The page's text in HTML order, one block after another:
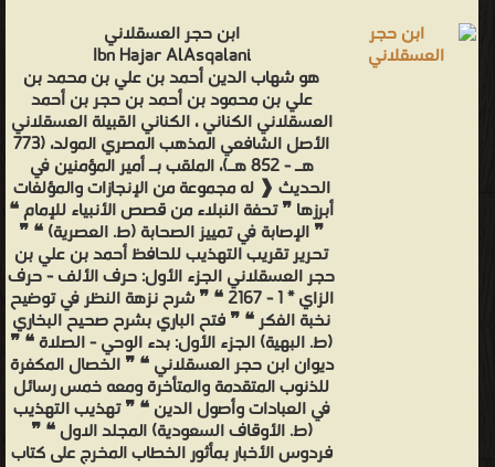
ابن حجر العسقلاني
Ibn Hajar AlAsqalani
هو شهاب الدين أحمد بن علي بن محمد بن
علي بن محمود بن أحمد بن حجر بن أحمد
العسقلاني الكناني ، الكناني القبيلة العسقلاني
الأصل الشافعي المذهب المصري المولد، (773
هـ - 852 هـ)، الملقب بـ أمير المؤمنين في
الحديث ❰ له مجموعة من الإنجازات والمؤلفات
أبرزها ❞ تحفة النبلاء من قصص الأنبياء للإمام ❝
❞ الإصابة في تمييز الصحابة (ط. العصرية) ❝ ❞
تحرير تقريب التهذيب للحافظ أحمد بن علي بن
حجر العسقلاني الجزء الأول: حرف الألف - حرف
الزاي * 1 - 2167 ❝ ❞ شرح نزهة النظر في توضيح
نخبة الفكر ❝ ❞ فتح الباري بشرح صحيح البخاري
(ط. البهية) الجزء الأول: بدء الوحي - الصلاة ❝ ❞
ديوان ابن حجر العسقلاني ❝ ❞ الخصال المكفرة
للذنوب المتقدمة والمتأخرة ومعه خمس رسائل
في العبادات وأصول الدين ❝ ❞ تهذيب التهذيب
(ط. الأوقاف السعودية) المجلد الاول ❝ ❞
فردوس الأخبار بمأثور الخطاب المخرج على كتاب